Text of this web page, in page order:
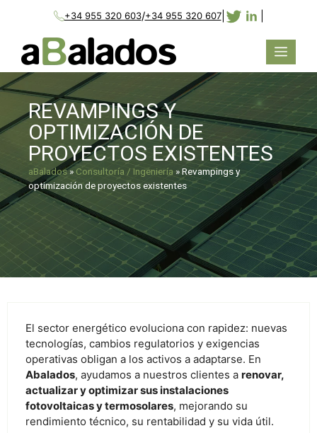
+34 955 320 603/+34 955 320 607|
REVAMPINGS Y
OPTIMIZACIÓN DE
PROYECTOS EXISTENTES
aBalados» Consultoría / Ingeniería »Revampings y
optimización de proyectos existentes
El sector energético evoluciona con rapidez: nuevas
tecnologías, cambios regulatorios y exigencias
operativas obligan a los activos a adaptarse. En
Abalados, ayudamos a nuestros clientes a renovar,
actualizar y optimizar sus instalaciones
fotovoltaicas y termosolares, mejorando su
rendimiento técnico, su rentabilidad y su vida útil.